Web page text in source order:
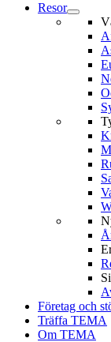
Resor
Företag och
Träffa TEMA
Om TEMA